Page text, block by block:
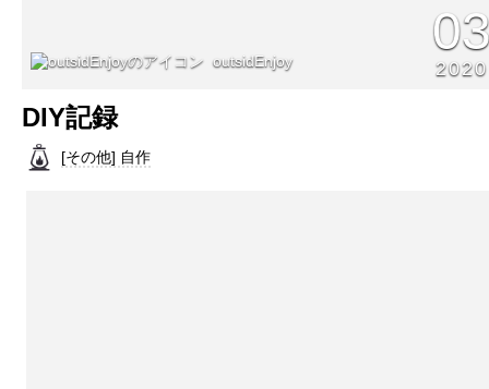
outsidEnjoy 2020
DIY記録
[その他] 自作